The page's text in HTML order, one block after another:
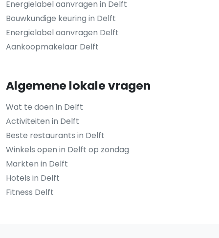
Energielabel aanvragen in Delft
Bouwkundige keuring in Delft
Energielabel aanvragen Delft
Aankoopmakelaar Delft
Algemene lokale vragen
Wat te doen in Delft
Activiteiten in Delft
Beste restaurants in Delft
Winkels open in Delft op zondag
Markten in Delft
Hotels in Delft
Fitness Delft